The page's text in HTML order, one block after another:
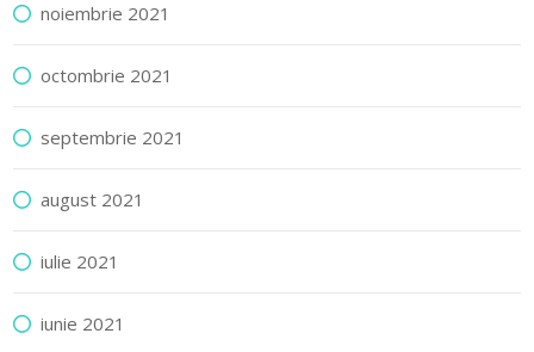
noiembrie 2021
octombrie 2021
septembrie 2021
august 2021
iulie 2021
iunie 2021